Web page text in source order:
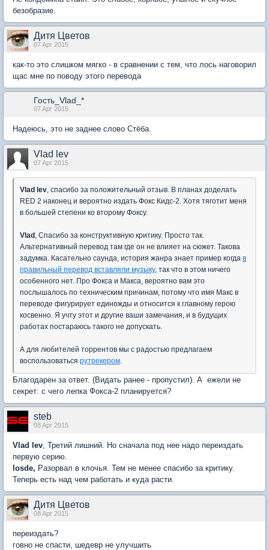
безобразие.
Дитя Цветов
07 Apr 2015
как-то это слишком мягко - в сравнении с тем, что лось наговорил
щас мне по поводу этого перевода
Гость_Vlad_*
07 Apr 2015
Надеюсь, это не заднее слово Стёба.
Vlad lev
07 Apr 2015
Vlad lev , спасибо за положительный отзыв. В планах доделать
RED 2 наконец и вероятно издать Фокс Кидс-2. Хотя тяготит меня
в большей степени ко второму Фоксу.
Vlad , Спасибо за конструктивную критику. Просто так.
Альтернативный перевод там где он не влияет на сюжет. Такова
задумка. Касательно саунда, история жанра знает пример когда в
правильный перевод вставляли музыку, так что в этом ничего
особенного нет. Про Фокса и Макса, вероятно вам это
послышалось по техническим причинам, потому что имя Макс в
переводе фигурирует единожды и относится к главному герою
косвенно. Я учту этот и другие ваши замечания, и в будущих
работах постараюсь такого не допускать.
А для любителей торрентов мы с радостью предлагаем
воспользоваться рутрекером
Благодарен за ответ. (Видать ранее - пропустил). А ежели не
секрет: с чего лепка Фокса-2 планируется?
steb
08 Apr 2015
Vlad lev , Третий лишний. Но сначала под нее надо переиздать
первую серию.
losde, Разорвал в клочья. Тем не менее спасибо за критику.
Теперь есть над чем работать и куда расти.
Дитя Цветов
08 Apr 2015
переиздать?
говно не спасти, шедевр не улучшить